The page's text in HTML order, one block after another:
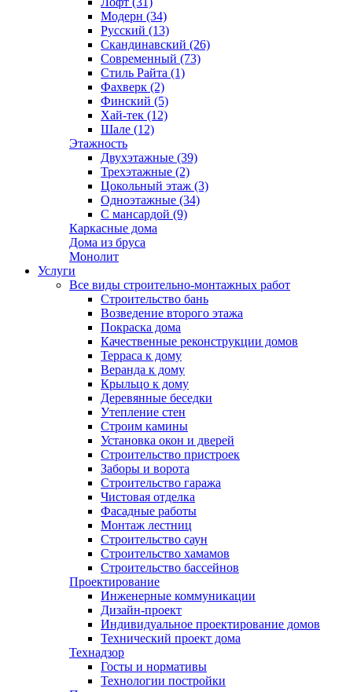
Модерн (34)
Русский (13)
Скандинавский (26)
Современный (73)
Стиль Райта (1)
Фахверк (2)
Финский (5)
Хай-тек (12)
Шале (12)
Этажность
Двухэтажные (39)
Трехэтажные (2)
Цокольный этаж (3)
Одноэтажные (34)
С мансардой (9)
Каркасные дома
Дома из бруса
Монолит
Услуги
Все виды строительно-монтажных работ
Строительство бань
Возведение второго этажа
Покраска дома
Качественные реконструкции домов
Терраса к дому
Веранда к дому
Крыльцо к дому
Деревянные беседки
Утепление стен
Строим камины
Установка окон и дверей
Строительство пристроек
Заборы и ворота
Строительство гаража
Чистовая отделка
Фасадные работы
Монтаж лестниц
Строительство саун
Строительство хамамов
Строительство бассейнов
Проектирование
Инженерные коммуникации
Дизайн-проект
Индивидуальное проектирование домов
Технический проект дома
Технадзор
Госты и нормативы
Технологии постройки